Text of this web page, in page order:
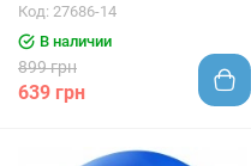
Код: 27686-14
В наличии
899 грн
639 грн